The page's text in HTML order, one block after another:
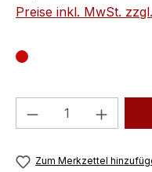
Preise inkl. MwSt.
Produkt
Zum Merkzettel